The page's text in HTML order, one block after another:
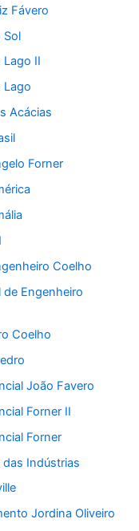
Fávero
Sol
Lago II
Lago
Acácias
Forner
Coelho
de Engenheiro
Coelho
João Favero
Forner II
Forner
das Indústrias
Jordina Oliveiro